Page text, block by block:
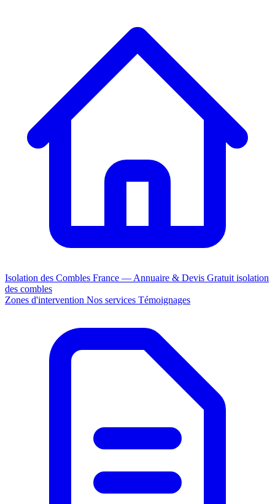
Isolation des Combles France — Annuaire & Devis Gratuit isolation
des combles
Zones d'intervention Nos services Témoignages